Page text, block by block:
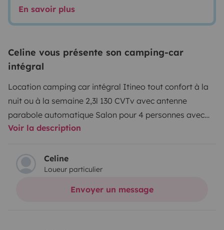
En savoir plus
Celine vous présente son camping-car
intégral
Location camping car intégral Itineo tout confort à la
nuit ou à la semaine 2,3l 130 CVTv avec antenne
parabole automatique Salon pour 4 personnes avec
siège pivotants Vaisselle pour 4 personnes Sièges et
Douche séparé Nombreux rangement Frigo
congélateur Gaz 3 feux Porte 2 vélos Caméra de recul 2
grands lits permanents dont 1 sur cabine draps fournis
Voir la description
Celine
Loueur particulier
Envoyer un message